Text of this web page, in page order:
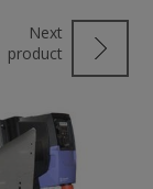
Next
product